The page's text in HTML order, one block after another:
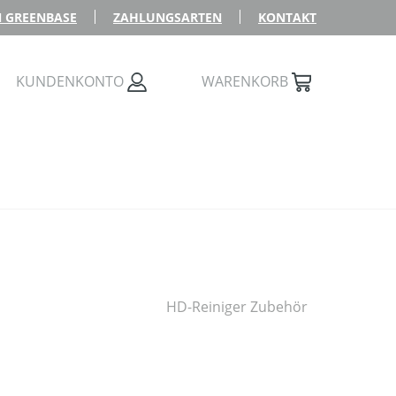
ZAHLUNGSARTEN KONTAKT
KUNDENKONTO WARENKORB
HD-Reiniger Zubehör